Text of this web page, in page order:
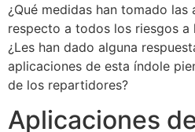
¿Qué medidas han tomado las
respecto a todos los riesgos a
¿Les han dado alguna
aplicaciones de esta índole
de los repartidores?
Aplicaciones